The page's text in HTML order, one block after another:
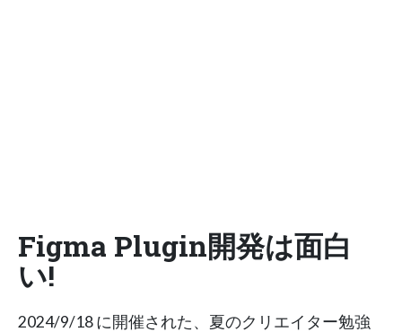
Figma Plugin開発は面白
い!
2024/9/18 に開催された、夏のクリエイター勉強